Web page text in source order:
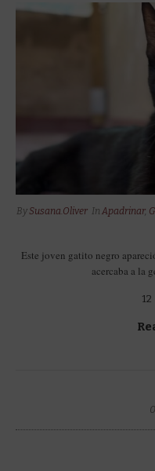
By Susana.Oliver In Apadrinar,
Este joven gatito negro
acercaba a la
12